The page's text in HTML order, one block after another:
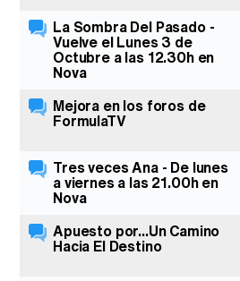
La Sombra Del Pasado -
Vuelve el Lunes 3 de
Octubre a las 12.30h en
Nova
Mejora en los foros de
FormulaTV
Tres veces Ana - De lunes
a viernes a las 21.00h en
Nova
Apuesto por...Un Camino
Hacia El Destino